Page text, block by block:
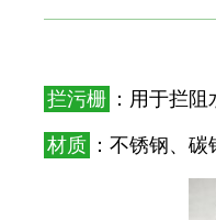
拦污栅 ：用于拦
材质 ：不锈钢、碳